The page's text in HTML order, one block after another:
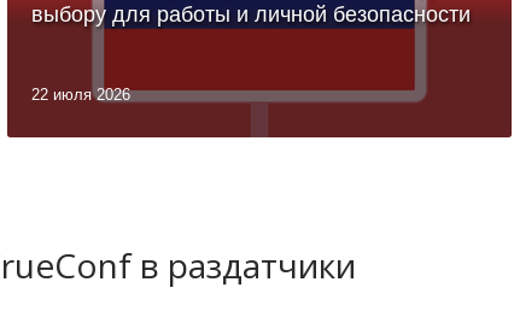
выбору для работы и личной безопасности
22 июля 2026
в раздатчики